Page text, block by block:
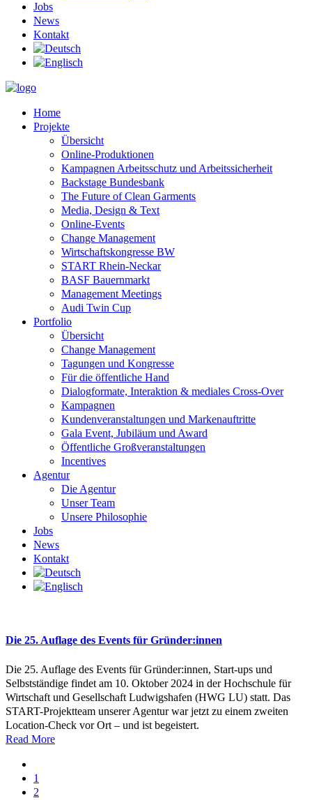
Jobs
News
Kontakt
Home
Projekte
Übersicht
Online-Produktionen
Kampagnen Arbeitsschutz und Arbeitssicherheit
Backstage Bundesbank
The Future of Clean Garments
Media, Design & Text
Online-Events
Change Management
Wirtschaftskongresse BW
START Rhein-Neckar
BASF Bauernmarkt
Management Meetings
Audi Twin Cup
Portfolio
Übersicht
Change Management
Tagungen und Kongresse
Für die öffentliche Hand
Dialogformate, Interaktion & mediales Cross-Over
Kampagnen
Kundenveranstaltungen und Markenauftritte
Gala Event, Jubiläum und Award
Öffentliche Großveranstaltungen
Incentives
Agentur
Die Agentur
Unser Team
Unsere Philosophie
Jobs
News
Kontakt
Die 25. Auflage des Events für Gründer:innen
Die 25. Auflage des Events für Gründer:innen, Start-ups und
Selbstständige findet am 10. Oktober 2024 in der Hochschule für
Wirtschaft und Gesellschaft Ludwigshafen (HWG LU) statt. Das
START-Projektteam unserer Agentur war jetzt zu einem zweiten
Location-Check vor Ort – und ist begeistert.
Read More
1
2